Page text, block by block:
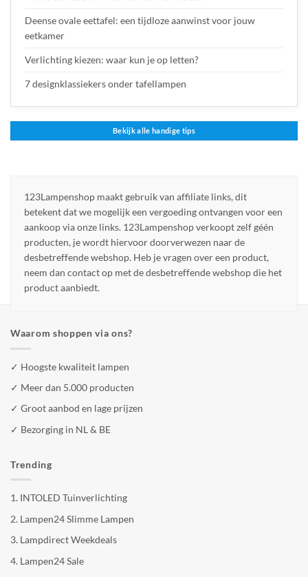
Deense ovale eettafel: een tijdloze aanwinst voor jouw
eetkamer
Verlichting kiezen: waar kun je op letten?
7 designklassiekers onder tafellampen
Bekijk alle handige tips
123Lampenshop maakt gebruik van affiliate links, dit
betekent dat we mogelijk een vergoeding ontvangen voor een
aankoop via onze links. 123Lampenshop verkoopt zelf géén
producten, je wordt hiervoor doorverwezen naar de
desbetreffende webshop. Heb je vragen over een product,
neem dan contact op met de desbetreffende webshop die het
product aanbiedt.
Waarom shoppen via ons?
✓ Hoogste kwaliteit lampen
✓ Meer dan 5.000 producten
✓ Groot aanbod en lage prijzen
✓ Bezorging in NL & BE
Trending
1. INTOLED Tuinverlichting
2. Lampen24 Slimme Lampen
3. Lampdirect Weekdeals
4. Lampen24 Sale